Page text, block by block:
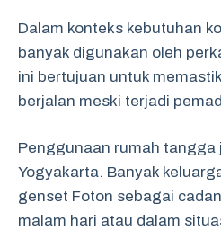
Dalam konteks kebutuhan
banyak digunakan oleh
ini bertujuan untuk
berjalan meski terjadi
Penggunaan rumah tangga
Yogyakarta. Banyak
genset Foton sebagai
malam hari atau dalam